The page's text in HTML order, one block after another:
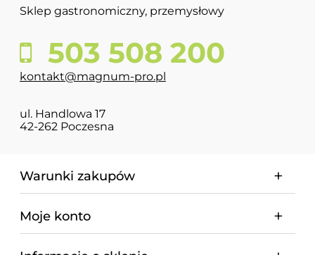
Sklep gastronomiczny, przemysłowy
503 508 200
kontakt@magnum-pro.pl
ul. Handlowa 17
42-262 Poczesna
Warunki zakupów
Moje konto